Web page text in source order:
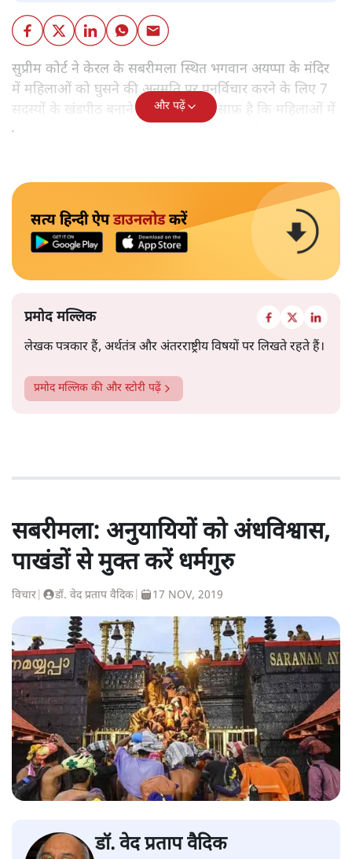
सुप्रीम कोर्ट ने केरल के सबरीमला स्थित भगवान अयप्पा के मंदिर
में महिलाओं को घुसने की अनुमति पर पुनर्विचार करने के लिए 7
सदस्यों के खंडपीठ बनाने को कहा। इससे साफ़ है कि महिलाओं में
मंदिर जाने के फ़ैसले पर सरकार ने रोक नहीं लगाई है।
और पढ़ें
सत्य हिन्दी ऐपडाउनलोडकरें
प्रमोद मल्लिक
लेखक पत्रकार हैं, अर्थतंत्र और अंतरराष्ट्रीय विषयों पर लिखते रहते हैं।
प्रमोद मल्लिक की और स्टोरी पढ़ें
सबरीमला: अनुयायियों को अंधविश्वास,
पाखंडों से मुक्त करें धर्मगुरु
विचार डॉ. वेद प्रताप वैदिक 17 NOV, 2019
डॉ. वेद प्रताप वैदिक